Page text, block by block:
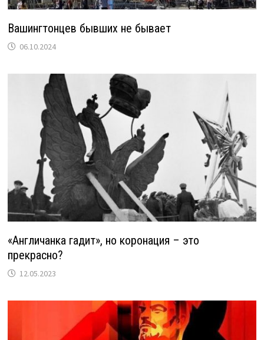
Вашингтонцев бывших не бывает
06.10.2024
«Англичанка гадит», но коронация – это
прекрасно?
12.05.2023